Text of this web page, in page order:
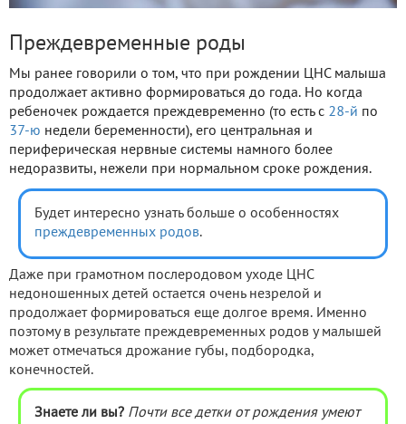
Преждевременные роды
Мы ранее говорили о том, что при рождении ЦНС малыша
продолжает активно формироваться до года. Но когда
ребеночек рождается преждевременно (то есть с 28-й по
37-ю недели беременности), его центральная и
периферическая нервные системы намного более
недоразвиты, нежели при нормальном сроке рождения.
Будет интересно узнать больше о особенностях
преждевременных родов.
Даже при грамотном послеродовом уходе ЦНС
недоношенных детей остается очень незрелой и
продолжает формироваться еще долгое время. Именно
поэтому в результате преждевременных родов у малышей
может отмечаться дрожание губы, подбородка,
конечностей.
Знаете ли вы? Почти все детки от рождения умеют